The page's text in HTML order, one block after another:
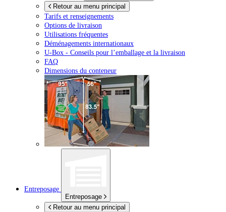
Retour au menu principal
Tarifs et renseignements
Options de livraison
Utilisations fréquentes
Déménagements internationaux
U-Box - Conseils pour l’emballage et la livraison
FAQ
Dimensions du conteneur
Entreposage
Entreposage
Retour au menu principal